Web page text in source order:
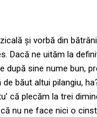
și vorbă din
Dacă ne uităm la
sine nume bun,
băut altui pilangiu,
că plecăm la trei
nu ne face nici o